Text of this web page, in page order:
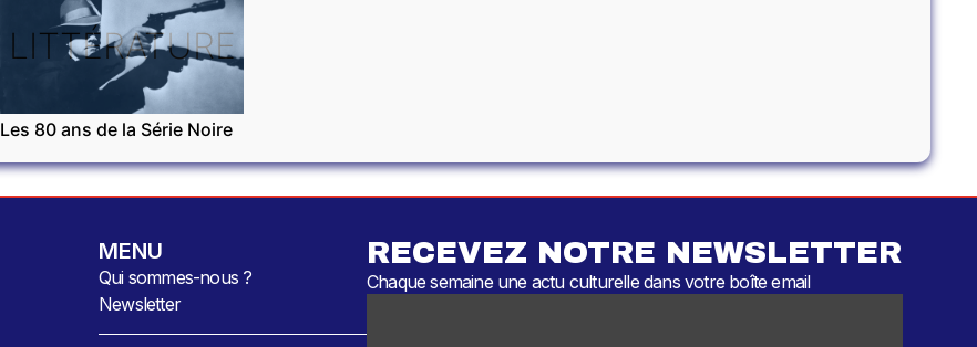
LITTÉRATURE
Les 80 ans de la Série Noire
MENU
Qui sommes-nous ?
Newsletter
RECEVEZ NOTRE NEWSLETTER
Chaque semaine une actu culturelle dans votre boîte email